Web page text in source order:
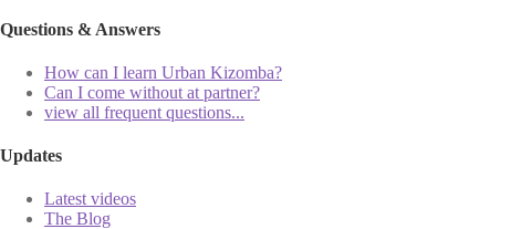
Questions & Answers
How can I learn Urban Kizomba?
Can I come without at partner?
view all frequent questions...
Updates
Latest videos
The Blog